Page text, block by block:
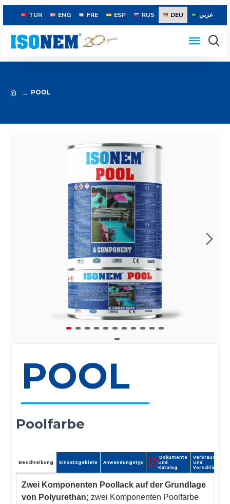
TUR ENG FRE ESP RUS DEU عربي
POOL
POOL
Beschreibung Einsatzgebiete Anwendungstyp
Dokumente
Und
Katalog
Verbrauch
Und
Vorschläge
Zwei Komponenten Poollack auf der Grundlage
von Polyurethan; zwei Komponenten Poolfarbe
Poolfarbe